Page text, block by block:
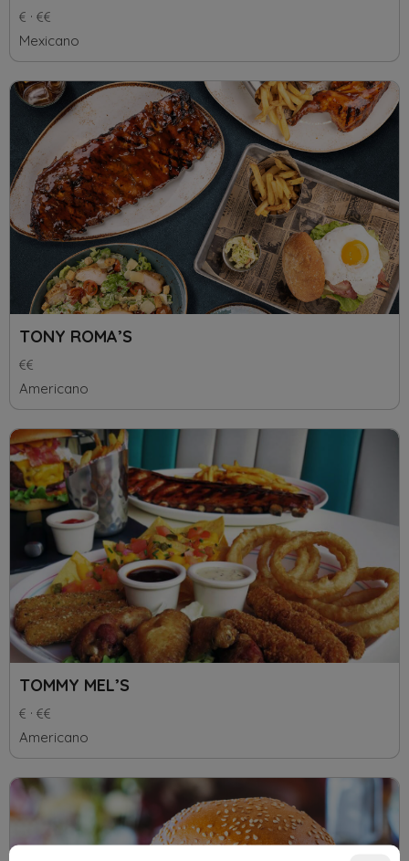
Mexicano
TONY ROMA’S
Americano
TOMMY MEL’S
Americano